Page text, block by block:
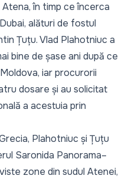
în timp ce încerca
alături de fostul
Țuțu. Vlad Plahotniuc a
bine de șase ani după ce
iar procurorii
dosare și au solicitat
a acestuia prin
Plahotniuc și Țuțu
Saronida Panorama–
zone din sudul Atenei,